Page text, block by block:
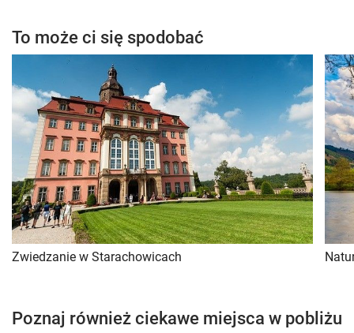
To może ci się spodobać
Zwiedzanie w Starachowicach
Poznaj również ciekawe miejsca w pobliżu